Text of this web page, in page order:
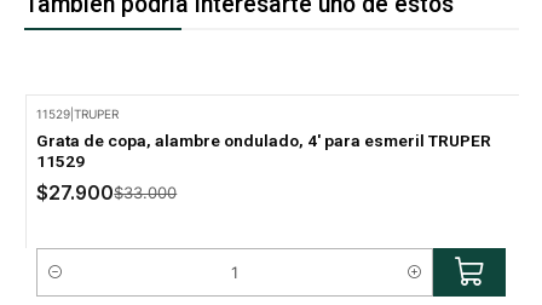
11529 |TRUPER
Grata de copa, alambre ondulado, 4' para esmeril TRUPER
11529
$27.900$33.000
Cantidad